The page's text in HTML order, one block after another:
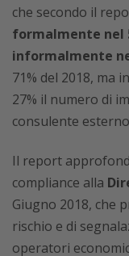
che secondo il
formalmente nel
informalmente
71% del 2018, ma
27% il numero di
consulente
Il report
compliance alla
Giugno 2018, che
rischio e di
operatori